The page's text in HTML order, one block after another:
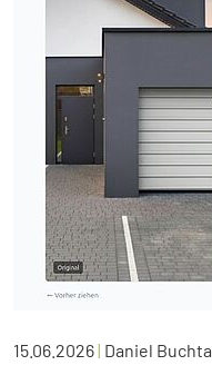
15.06.2026| Daniel Buchta